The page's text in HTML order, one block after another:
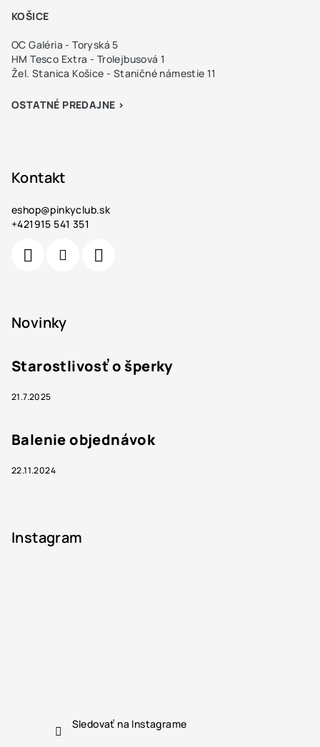
KOŠICE
OC Galéria - Toryská 5
HM Tesco Extra - Trolejbusová 1
Žel. Stanica Košice - Staničné námestie 11
OSTATNÉ PREDAJNE >
Kontakt
eshop@pinkyclub.sk
+421915 541 351
Novinky
Starostlivosť o šperky
21.7.2025
Balenie objednávok
22.11.2024
Instagram
Sledovať na Instagrame